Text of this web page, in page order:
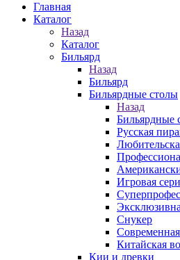
Главная
Каталог
Назад
Каталог
Бильярд
Назад
Бильярд
Бильярдные столы
Назад
Бильярдные
Русская
Игровая
Снукер
Китайская
Кии и древки